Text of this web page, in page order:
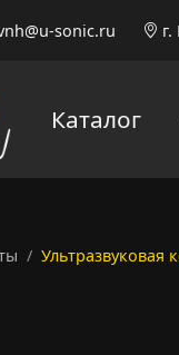
sonic.ru
Каталог
Ультразвуковая